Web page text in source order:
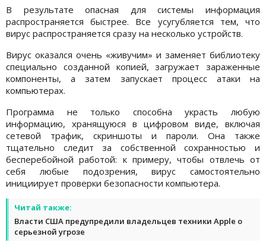
В результате опасная для системы информация
распространяется быстрее. Все усугубляется тем, что
вирус распространяется сразу на несколько устройств.
Вирус оказался очень «живучим» и заменяет библиотеку
специально созданной копией, загружает зараженные
компоненты, а затем запускает процесс атаки на
компьютерах.
Программа не только способна украсть любую
информацию, хранящуюся в цифровом виде, включая
сетевой трафик, скриншоты и пароли. Она также
тщательно следит за собственной сохранностью и
бесперебойной работой: к примеру, чтобы отвлечь от
себя любые подозрения, вирус самостоятельно
инициирует проверки безопасности компьютера.
Читай также:
Власти США предупредили владельцев техники Apple о
серьезной угрозе